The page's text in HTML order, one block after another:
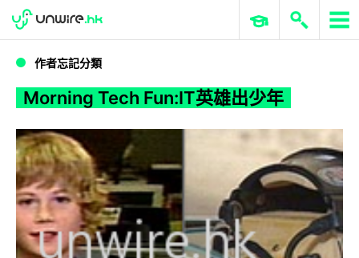
Morning Tech Fun:IT英雄出少年
WWDC 2026 ERP 與商業 AI
作者忘記分類
Morning Tech Fun:IT英雄出少年